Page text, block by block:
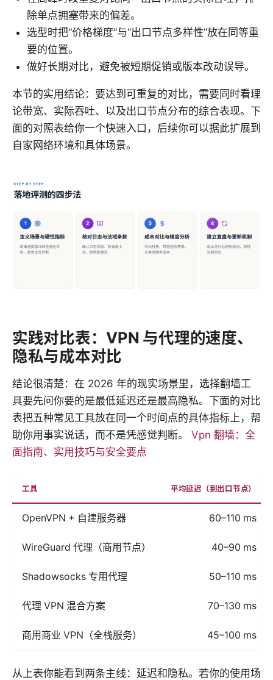
除单点拥塞带来的偏差。
选型时把“价格梯度”与“出口节点多样性”放在同等重
要的位置。
做好长期对比，避免被短期促销或版本改动误导。
本节的实用结论：要达到可重复的对比，需要同时看理
论带宽、实际吞吐、以及出口节点分布的综合表现。下
面的对照表给你一个快速入口，后续你可以据此扩展到
自家网络环境和具体场景。
实践对比表：VPN 与代理的速度、
隐私与成本对比
结论很清楚：在 2026 年的现实场景里，选择翻墙工
具要先问你要的是最低延迟还是最高隐私。下面的对比
表把五种常见工具放在同一个时间点的具体指标上，帮
助你用事实说话，而不是凭感觉判断。 Vpn 翻墙：全
面指南、实用技巧与安全要点
工具 平均延迟（到出口节点）
OpenVPN + 自建服务器 60–110 ms
WireGuard 代理（商用节点） 40–90 ms
Shadowsocks 专用代理 50–110 ms
代理 VPN 混合方案 70–130 ms
商用商业 VPN（全栈服务） 45–100 ms
从上表你能看到两条主线：延迟和隐私。若你的使用场